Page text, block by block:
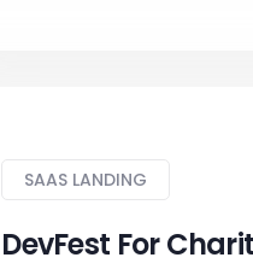
SAAS LANDING
DevFest For